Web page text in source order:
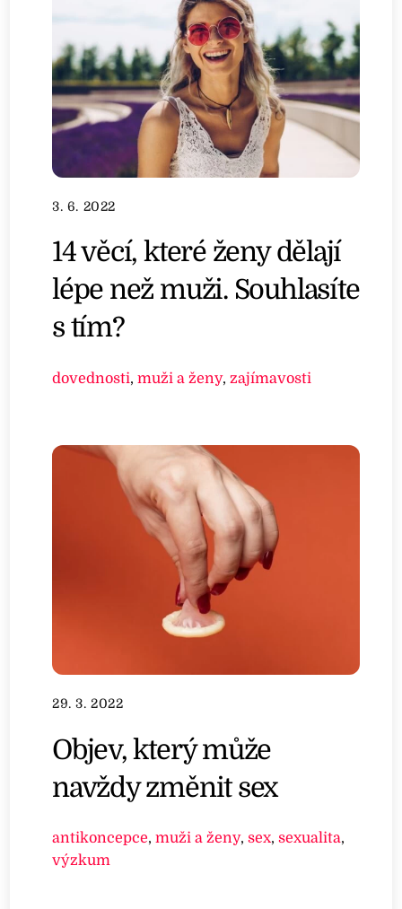
3. 6. 2022
14 věcí, které ženy dělají
lépe než muži. Souhlasíte
s tím?
dovednosti,muži a ženy, zajímavosti
29. 3. 2022
Objev, který může
navždy změnit sex
antikoncepce,muži a ženy,sex,sexualita,
výzkum